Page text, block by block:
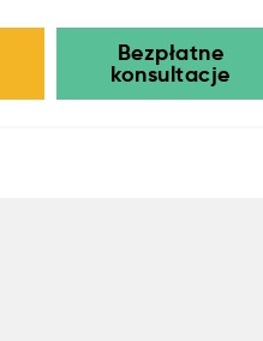
Bezpłatne
konsultacje